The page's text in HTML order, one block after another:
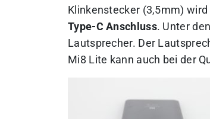
Klinkenstecker (3,5mm)
Type-C Anschluss. Unter
Lautsprecher. Der
Mi8 Lite kann auch bei der